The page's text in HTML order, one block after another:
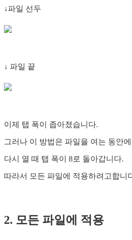
↓파일 선두
↓ 파일 끝
이제 탭 폭이 좁아졌습니다.
그러나 이 방법은 파일을 여는 동안
다시 열 때 탭 폭이 8로 돌아갑니다.
따라서 모든 파일에 적용하려고합니
2. 모든 파일에 적용